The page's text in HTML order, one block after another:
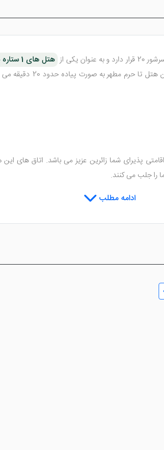
هتل های 1 ستاره مشهد
وضعیت کیفیتی خود در
ساختمانی بنا شده است که با 38 واحد اقامتی پذیرای شما زائرین
را جلب می کنند.
حمام، سرویس بهداشتی، تلویزیون، یخچال،
توان با توجه به لِول و هزینه پرداختی برای اقامت
با یک هتل یک ستاره برابری می کند.
برخی باب میل باشد و برای برخی از افراد هم بی
ادامه مطلب